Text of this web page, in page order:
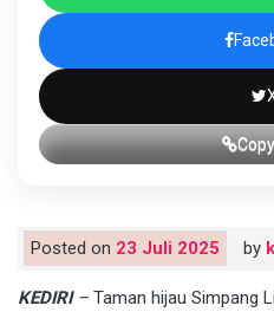
Posted on 23 Juli 2025 by
KEDIRI– Taman hijau Simpang